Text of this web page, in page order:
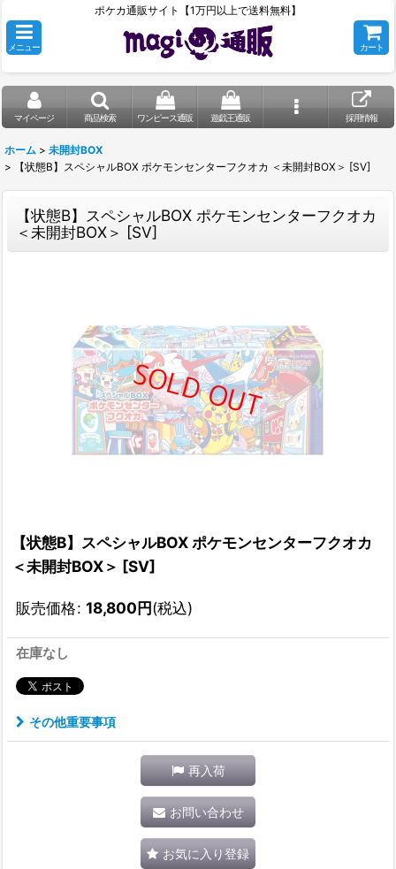
ポケカ通販サイト【1万円以上で送料無料】
メニュー カート
マイページ 商品検索 ワンピース通販 遊戯王通販 採用情報
ホーム > 未開封BOX
>
【状態B】スペシャルBOX ポケモンセンターフクオカ ＜未開封BOX＞ [SV]
【状態B】スペシャルBOX ポケモンセンターフクオカ
＜未開封BOX＞ [SV]
【状態B】スペシャルBOX ポケモンセンターフクオカ
＜未開封BOX＞ [SV]
販売価格: 18,800円(税込)
在庫なし
その他重要事項
再入荷
お問い合わせ
お気に入り登録